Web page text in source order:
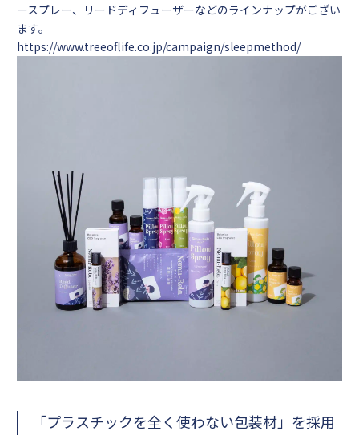
ースプレー、リードディフューザーなどのラインナップがござい
ます。
https://www.treeoflife.co.jp/campaign/sleepmethod/
「プラスチックを全く使わない包装材」を採用